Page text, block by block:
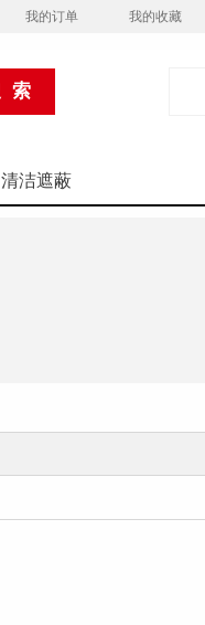
我的订单 我的收藏
清洁遮蔽